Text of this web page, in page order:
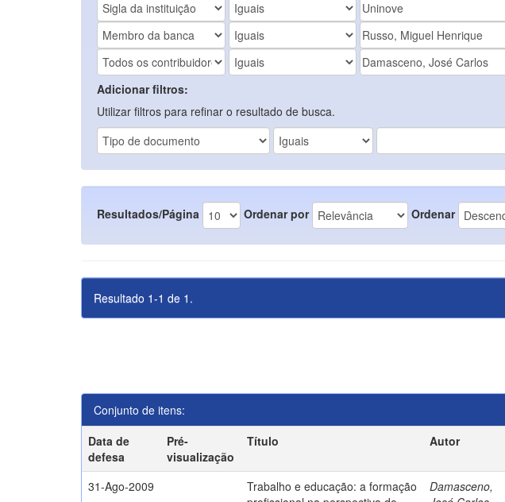
Adicionar filtros:
Utilizar filtros para refinar o resultado de busca.
Resultados/Página Ordenar por Ordenar
Resultado 1-1 de 1.
Conjunto de itens:
Data de
defesa
Pré-
visualização
Título Autor
31-Ago-2009
Trabalho e educação: a formação
Damasceno,